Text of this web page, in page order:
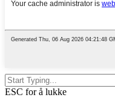
ESC for å lukke